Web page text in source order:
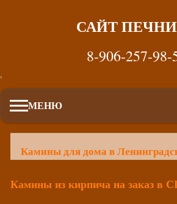
САЙТ
8-906-257-98-
'
МЕНЮ
Камины для дома в
Камины из кирпича на заказ в